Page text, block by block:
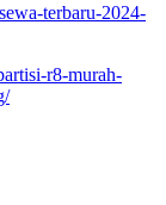
terbaru-2024-
r8-murah-